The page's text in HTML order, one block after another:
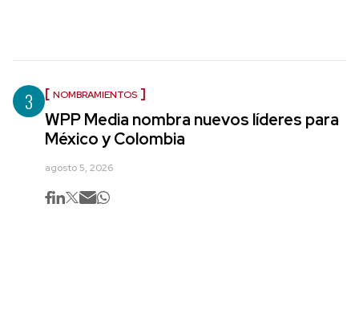
3 NOMBRAMIENTOS
WPP Media nombra nuevos líderes para
México y Colombia
agosto 5, 2026